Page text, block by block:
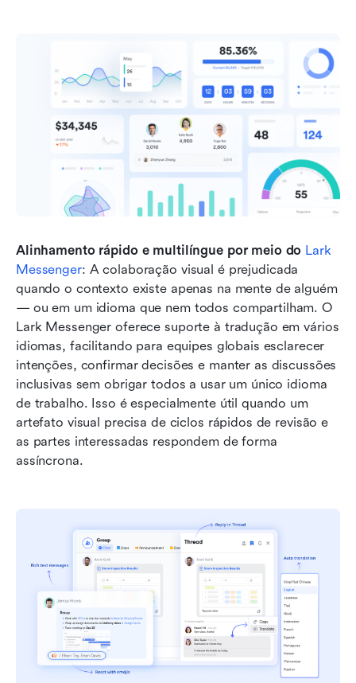
Alinhamento rápido e multilíngue por meio do Lark
Messenger: A colaboração visual é prejudicada
quando o contexto existe apenas na mente de alguém
— ou em um idioma que nem todos compartilham. O
Lark Messenger oferece suporte à tradução em vários
idiomas, facilitando para equipes globais esclarecer
intenções, confirmar decisões e manter as discussões
inclusivas sem obrigar todos a usar um único idioma
de trabalho. Isso é especialmente útil quando um
artefato visual precisa de ciclos rápidos de revisão e
as partes interessadas respondem de forma
assíncrona.